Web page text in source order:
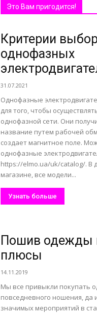
Это Вам пригодится!
Критерии
однофазных
31.07.2021
Однофазные
для того, чтобы
однофазной сети. Они
название путем рабочей
создает магнитное поле.
однофазные
https://elmo.ua/uk/catalog/. В
магазине, все модели...
Узнать больше
Пошив одежды
плюсы
14.11.2019
Мы все привыкли покупать
повседневного ношения, да
значимых мероприятий в